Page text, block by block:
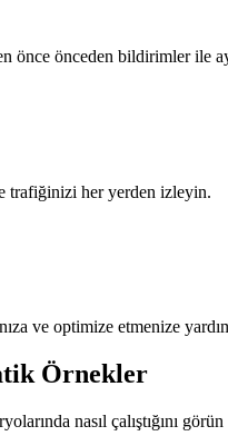
önce önceden bildirimler ile
trafiğinizi her yerden izleyin.
ve optimize etmenize
Örnekler
nasıl çalıştığını görün